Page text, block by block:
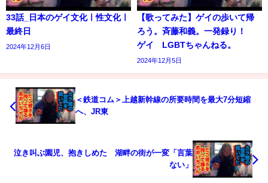
33話_日本のゲイ文化ㅣ性文化ㅣ
最終日
2024年12月6日
【歌ってみた】ゲイの歩いて帰
ろう。斉藤和義。一発録り！
ゲイ LGBTちゃんねる。
2024年12月5日
＜鉄道コム＞上越新幹線の所要時間を最大7分短縮
へ、JR東
泣き叫ぶ園児、抱きしめた 湖畔の街が一変「言葉
ない」